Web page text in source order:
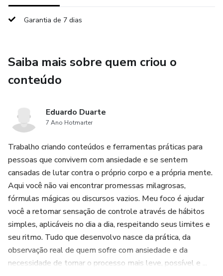
Durante 21 dias, você vai praticar um hábito simples por
dia, pensado para acalmar o sistema nervoso, reduzir a
Nada aqui é complexo.
Nada precisa ser feito de forma perfeita.
A proposta é clara: menos informação, mais aplicação.
Alguns dias vão parecer fáceis.
Outros, estranhos.
Em alguns, você pode até pensar que “isso não vai
funcionar”.
Mesmo assim, faça.
Garantia de 7 dias
Saiba mais sobre quem criou o
conteúdo
Eduardo Duarte
7 Ano Hotmarter
Trabalho criando conteúdos e ferramentas práticas para
pessoas que convivem com ansiedade e se sentem
cansadas de lutar contra o próprio corpo e a própria mente.
Aqui você não vai encontrar promessas milagrosas,
fórmulas mágicas ou discursos vazios. Meu foco é ajudar
você a retomar sensação de controle através de hábitos
simples, aplicáveis no dia a dia, respeitando seus limites e
seu ritmo. Tudo que desenvolvo nasce da prática, da
observação real de quem sofre com ansiedade e da
necessidade de tornar o processo mais leve, possível e ...